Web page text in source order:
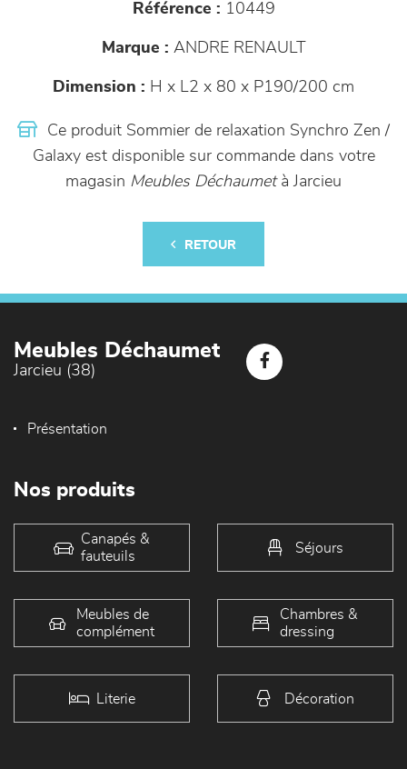
Référence : 10449
Marque : ANDRE RENAULT
Dimension : H x L2 x 80 x P190/200 cm
Ce produit Sommier de relaxation Synchro Zen /
Galaxy est disponible sur commande dans votre
magasin Meubles Déchaumetà Jarcieu
RETOUR
Meubles Déchaumet
Jarcieu (38)
Présentation
Nos produits
Canapés &
fauteuils
Séjours
Meubles de
complément
Chambres &
dressing
Literie Décoration